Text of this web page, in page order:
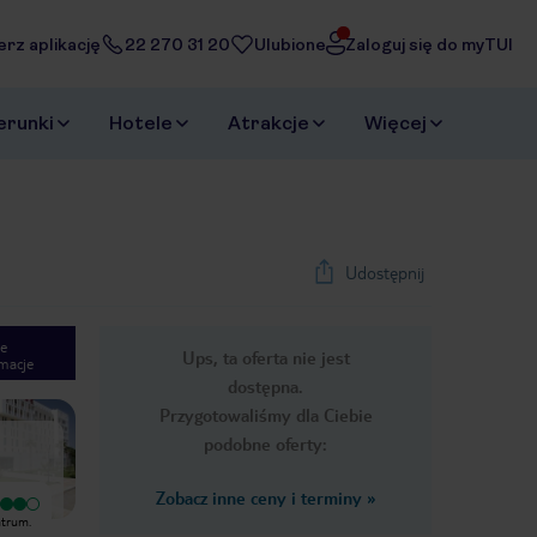
aplikację 22 270 31 20 Ulubione Zaloguj się do myTUI
Hotele Atrakcje Więcej
Udostępnij
Ups, ta oferta nie jest
dostępna.
Przygotowaliśmy dla Ciebie
podobne oferty:
Zobacz inne ceny i terminy »
Next slide
1/24
Bardzo dobry Bardzo dobry